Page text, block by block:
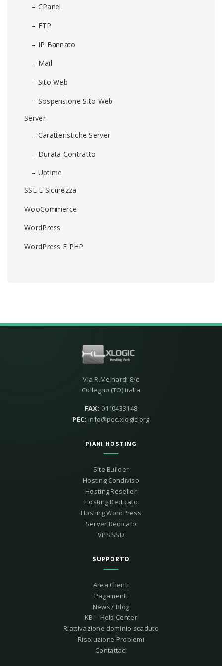
– CPanel
– FTP
– IP Bannato
– Mail
– Sito Web
– Sospensione Sito Web
Server
– Caratteristiche Server
– Durata Contratto
– Uptime
SSL E Sicurezza
WooCommerce
WordPress
WordPress E PHP
Via R.Meinardi 8/c
Collegno (TO) Italia
FAX: 0110433148
PEC: info@pec.xlogic.org
PIANI HOSTING
Site Builder
Hosting Condiviso
Hosting Reseller
Hosting Dedicato
Hosting WordPress
Server Dedicato
VPS SSD
SUPPORTO
Area Clienti
Pagamenti
News / Blog
KB – Help Center
Riattivazione dominio scaduto
Risoluzione Problemi
Contattaci